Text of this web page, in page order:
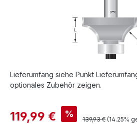
Lieferumfang siehe Punkt
optionales Zubehör zeigen.
Verkaufspreis:
119,99 € % Regulärer Preis:
139,93 € (14.25%